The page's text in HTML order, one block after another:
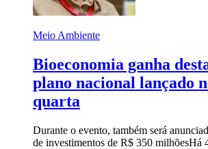
Meio Ambiente
Bioeconomia ganha
plano nacional lançado
quarta
Durante o evento, também será
de investimentos de R$ 350 milhõesHá